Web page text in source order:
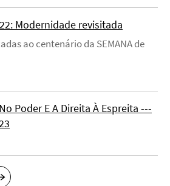
Modernidade revisitada
ao centenário da SEMANA de
Poder E A Direita À Espreita ---